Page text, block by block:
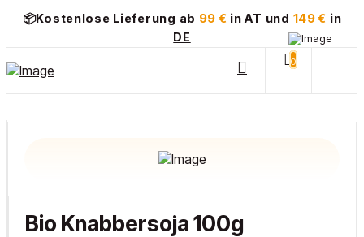
📦Kostenlose Lieferung ab 99 € in AT und 149 € in
DE
0
Bio Knabbersoja 100g